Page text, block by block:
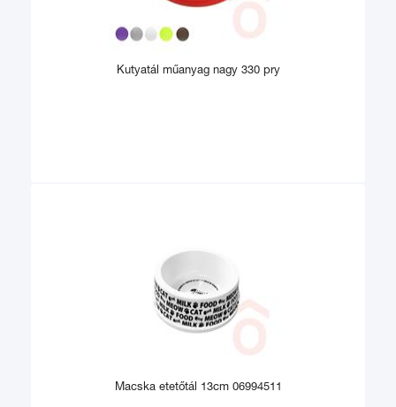
Kutyatál műanyag nagy 330 pry
Macska etetőtál 13cm 06994511